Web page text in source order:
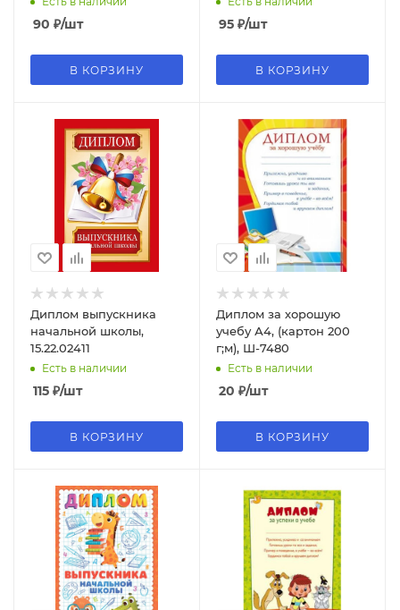
90 ₽/шт
В КОРЗИНУ
95 ₽/шт
В КОРЗИНУ
Диплом выпускника
начальной школы,
15.22.02411
Есть в наличии
115 ₽/шт
В КОРЗИНУ
Диплом за хорошую
учебу А4, (картон 200
г;м), Ш-7480
Есть в наличии
20 ₽/шт
В КОРЗИНУ